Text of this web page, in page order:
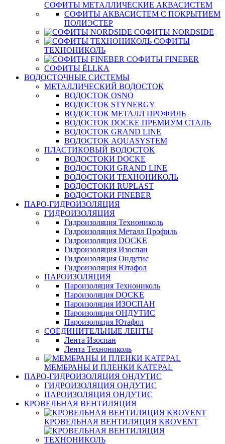
СОФИТЫ МЕТАЛЛИЧЕСКИЕ АКВАСИСТЕМ
СОФИТЫ АКВАСИСТЕМ С ПОКРЫТИЕМ
ПОЛИЭСТЕР
СОФИТЫ NORDSIDE
СОФИТЫ
ТЕХНОНИКОЛЬ
СОФИТЫ FINEBER
СОФИТЫ ЁLLKA
ВОДОСТОЧНЫЕ СИСТЕМЫ
МЕТАЛЛИЧЕСКИЙ ВОДОСТОК
ВОДОСТОК OSNO
ВОДОСТОК STYNERGY
ВОДОСТОК МЕТАЛЛ ПРОФИЛЬ
ВОДОСТОК DOCKE ПРЕМИУМ СТАЛЬ
ВОДОСТОК GRAND LINE
ВОДОСТОК AQUASYSTEM
ПЛАСТИКОВЫЙ ВОДОСТОК
ВОДОСТОКИ DOCKE
ВОДОСТОКИ GRAND LINE
ВОДОСТОКИ ТЕХНОНИКОЛЬ
ВОДОСТОКИ RUPLAST
ВОДОСТОКИ FINEBER
ПАРО-ГИДРОИЗОЛЯЦИЯ
ГИДРОИЗОЛЯЦИЯ
Гидроизоляция Технониколь
Гидроизоляция Металл Профиль
Гидроизоляция DOCKE
Гидроизоляция Изоспан
Гидроизоляция Ондутис
Гидроизоляция Ютафол
ПАРОИЗОЛЯЦИЯ
Пароизоляция Технониколь
Пароизоляция DOCKE
Пароизоляция ИЗОСПАН
Пароизоляция ОНДУТИС
Пароизоляция Ютафол
СОЕДИНИТЕЛЬНЫЕ ЛЕНТЫ
Лента Изоспан
Лента Технониколь
МЕМБРАНЫ И ПЛЕНКИ KATEPAL
ПАРО-ГИДРОИЗОЛЯЦИЯ ОНДУТИС
ГИДРОИЗОЛЯЦИЯ ОНДУТИС
ПАРОИЗОЛЯЦИЯ ОНДУТИС
КРОВЕЛЬНАЯ ВЕНТИЛЯЦИЯ
КРОВЕЛЬНАЯ ВЕНТИЛЯЦИЯ KROVENT